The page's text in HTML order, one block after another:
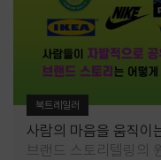
북트레일러
사람의 마음을 움직이
브랜드 스토리텔링의